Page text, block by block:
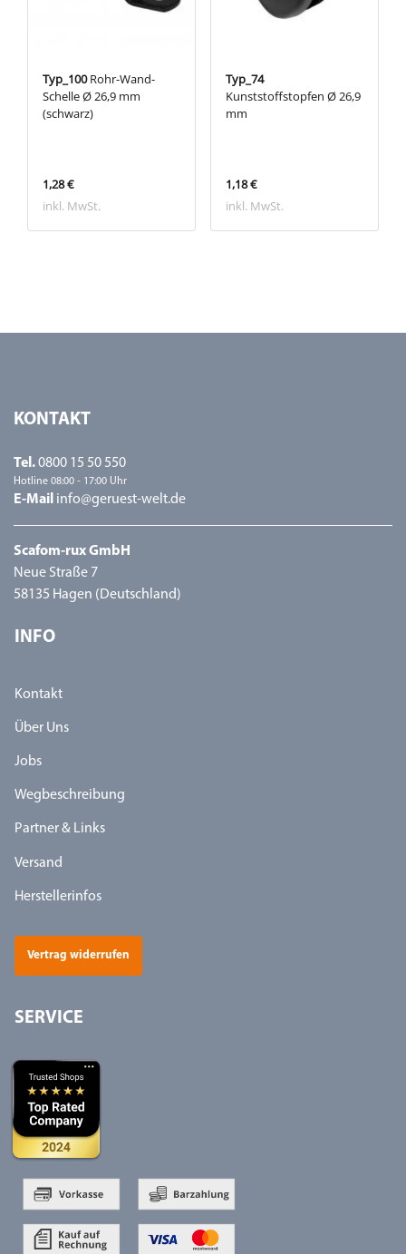
Typ_100Rohr-Wand-
Schelle Ø 26,9 mm
(schwarz)
1,28 €
inkl. MwSt.
Typ_74
Kunststoffstopfen Ø 26,9
mm
1,18 €
inkl. MwSt.
KONTAKT
Tel.0800 15 50 550
Hotline 08:00 - 17:00 Uhr
E-Mail info@geruest-welt.de
Scafom-rux GmbH
Neue Straße 7
58135 Hagen (Deutschland)
INFO
Kontakt
Über Uns
Jobs
Wegbeschreibung
Partner & Links
Versand
Herstellerinfos
Vertrag widerrufen
SERVICE